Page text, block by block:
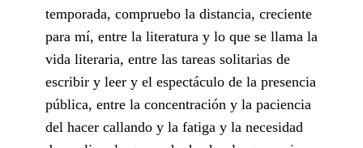
temporada, compruebo la distancia, creciente
para mí, entre la literatura y lo que se llama la
vida literaria, entre las tareas solitarias de
escribir y leer y el espectáculo de la presencia
pública, entre la concentración y la paciencia
del hacer callando y la fatiga y la necesidad